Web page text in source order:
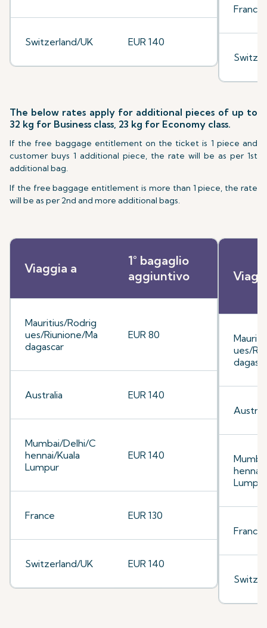
Switzerland/UK EUR 140
France
The below rates apply for additional pieces of up to
32 kg for Business class, 23 kg for Economy class.
If the free baggage entitlement on the ticket is 1 piece and
customer buys 1 additional piece, the rate will be as per 1st
additional bag.
If the free baggage entitlement is more than 1 piece, the rate
will be as per 2nd and more additional bags.
Viaggia a
1° bagaglio
aggiuntivo
Mauritius/Rodrig
ues/Riunione/Ma
dagascar
EUR 80
Australia EUR 140
Mumbai/Delhi/C
hennai/Kuala
Lumpur
EUR 140
France EUR 130
Switzerland/UK EUR 140
ues/
hennai/
Lumpur
France